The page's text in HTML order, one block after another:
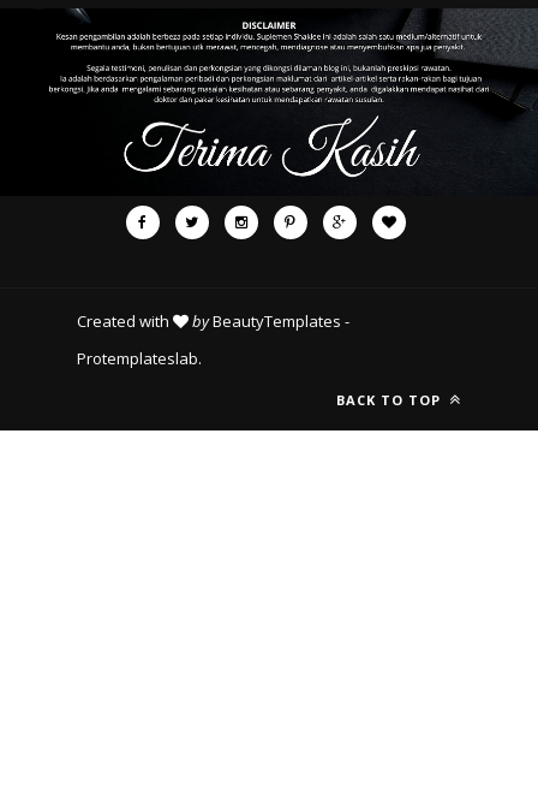
Created with byBeautyTemplates -
Protemplateslab.
BACK TO TOP